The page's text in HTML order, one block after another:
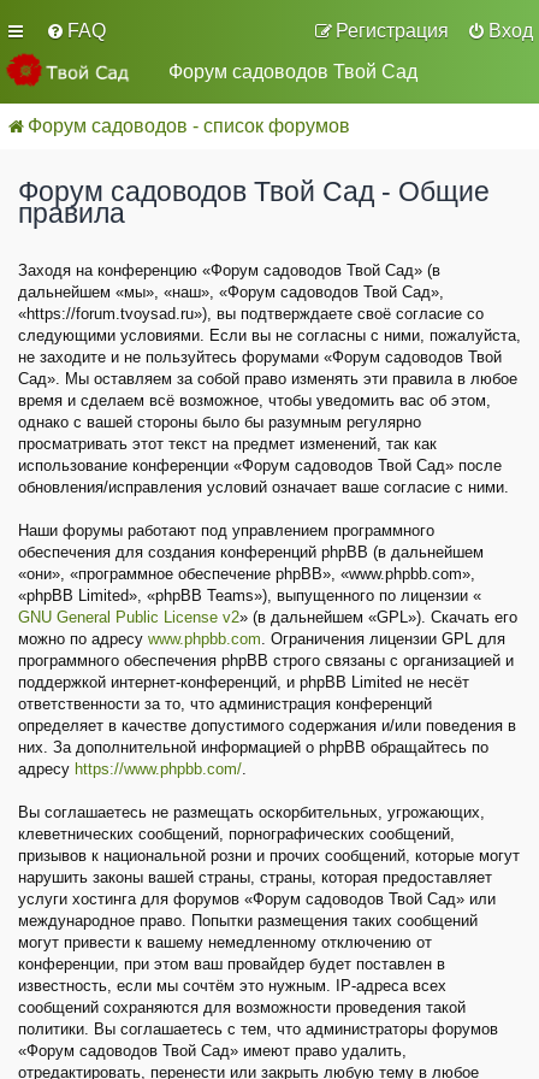
FAQ Вход
Регистрация
Форум садоводов Твой Сад
Форум садоводов - список форумов
Форум садоводов Твой Сад - Общие
правила
Заходя на конференцию «Форум садоводов Твой Сад» (в
дальнейшем «мы», «наш», «Форум садоводов Твой Сад»,
«https://forum.tvoysad.ru»), вы подтверждаете своё согласие со
следующими условиями. Если вы не согласны с ними, пожалуйста,
не заходите и не пользуйтесь форумами «Форум садоводов Твой
Сад». Мы оставляем за собой право изменять эти правила в любое
время и сделаем всё возможное, чтобы уведомить вас об этом,
однако с вашей стороны было бы разумным регулярно
просматривать этот текст на предмет изменений, так как
использование конференции «Форум садоводов Твой Сад» после
обновления/исправления условий означает ваше согласие с ними.
Наши форумы работают под управлением программного
обеспечения для создания конференций phpBB (в дальнейшем
«они», «программное обеспечение phpBB», «www.phpbb.com»,
«phpBB Limited», «phpBB Teams»), выпущенного по лицензии «
GNU General Public License v2» (в дальнейшем «GPL»). Скачать его
можно по адресу www.phpbb.com. Ограничения лицензии GPL для
программного обеспечения phpBB строго связаны с организацией и
поддержкой интернет-конференций, и phpBB Limited не несёт
ответственности за то, что администрация конференций
определяет в качестве допустимого содержания и/или поведения в
них. За дополнительной информацией о phpBB обращайтесь по
адресу https://www.phpbb.com/.
Вы соглашаетесь не размещать оскорбительных, угрожающих,
клеветнических сообщений, порнографических сообщений,
призывов к национальной розни и прочих сообщений, которые могут
нарушить законы вашей страны, страны, которая предоставляет
услуги хостинга для форумов «Форум садоводов Твой Сад» или
международное право. Попытки размещения таких сообщений
могут привести к вашему немедленному отключению от
конференции, при этом ваш провайдер будет поставлен в
известность, если мы сочтём это нужным. IP-адреса всех
сообщений сохраняются для возможности проведения такой
политики. Вы соглашаетесь с тем, что администраторы форумов
«Форум садоводов Твой Сад» имеют право удалить,
отредактировать, перенести или закрыть любую тему в любое